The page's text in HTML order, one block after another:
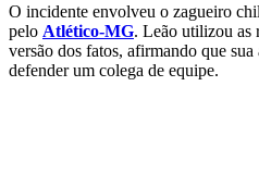
O incidente envolveu o zagueiro
pelo Atlético-MG. Leão utilizou as
versão dos fatos, afirmando que
defender um colega de equipe.